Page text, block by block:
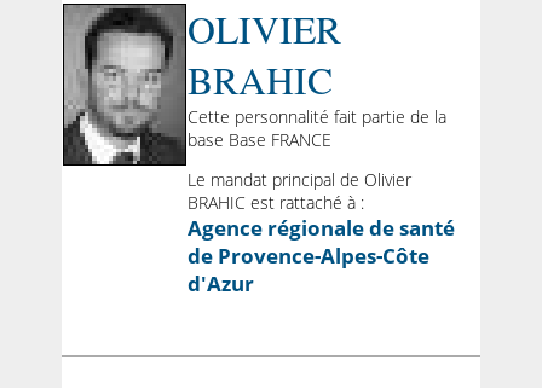
OLIVIER
BRAHIC
Cette personnalité fait partie de la
base Base FRANCE
Le mandat principal de Olivier
BRAHIC est rattaché à :
Agence régionale de santé
de Provence-Alpes-Côte
d'Azur